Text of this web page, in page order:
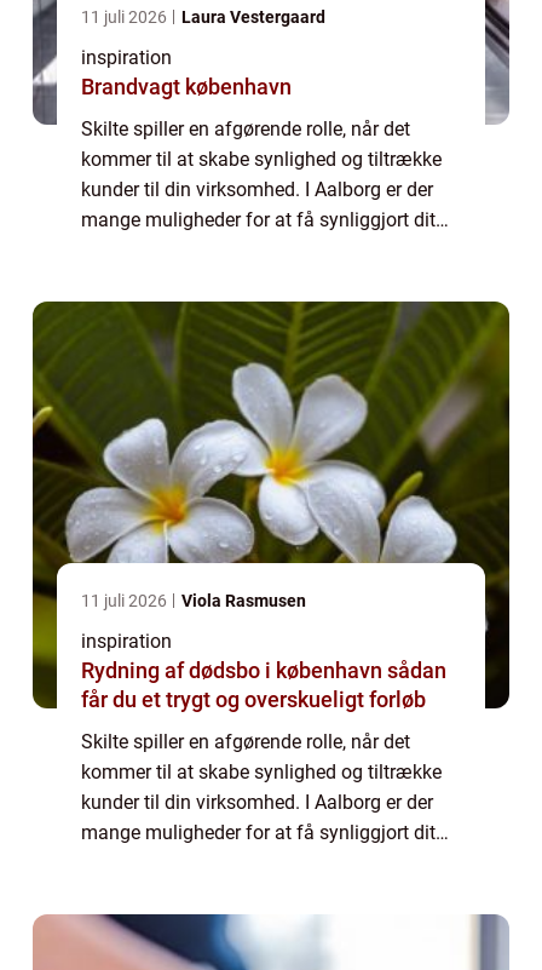
11 juli 2026 Laura Vestergaard
inspiration
Brandvagt københavn
Skilte spiller en afgørende rolle, når det
kommer til at skabe synlighed og tiltrække
kunder til din virksomhed. I Aalborg er der
mange muligheder for at få synliggjort dit
11 juli 2026 Viola Rasmusen
inspiration
Rydning af dødsbo i københavn sådan
får du et trygt og overskueligt forløb
Skilte spiller en afgørende rolle, når det
kommer til at skabe synlighed og tiltrække
kunder til din virksomhed. I Aalborg er der
mange muligheder for at få synliggjort dit